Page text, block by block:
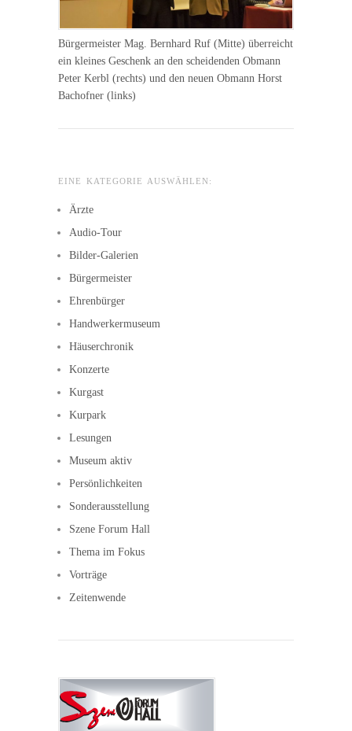
Bürgermeister Mag. Bernhard Ruf (Mitte) überreicht
ein kleines Geschenk an den scheidenden Obmann
Peter Kerbl (rechts) und den neuen Obmann Horst
Bachofner (links)
EINE KATEGORIE AUSWÄHLEN:
Ärzte
Audio-Tour
Bilder-Galerien
Bürgermeister
Ehrenbürger
Handwerkermuseum
Häuserchronik
Konzerte
Kurgast
Kurpark
Lesungen
Museum aktiv
Persönlichkeiten
Sonderausstellung
Szene Forum Hall
Thema im Fokus
Vorträge
Zeitenwende